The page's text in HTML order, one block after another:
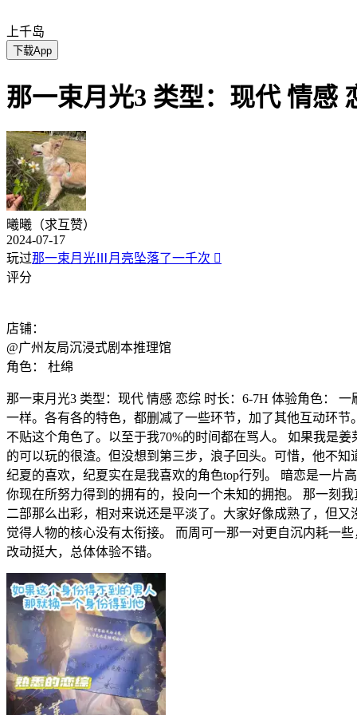
上千岛
下载App
那一束月光3 类型：现代 情感
曦曦（求互赞）
2024-07-17
玩过那一束月光Ⅲ月亮坠落了一千次 
评分
店铺：
@广州友局沉浸式剧本推理馆
角色： 杜绵
那一束月光3 类型：现代 情感 恋综 时长：6-7H 体验角色：
一样。各有各的特色，都删减了一些环节，加了其他互动环
不贴这个角色了。以至于我70%的时间都在骂人。 如果我是
的可以玩的很渣。但没想到第三步，浪子回头。可惜，他不
纪夏的喜欢，纪夏实在是我喜欢的角色top行列。 暗恋是一片
你现在所努力得到的拥有的，投向一个未知的拥抱。 那一刻
二部那么出彩，相对来说还是平淡了。大家好像成熟了，但
觉得人物的核心没有太衔接。 而周可一那一对更自沉内耗一
改动挺大，总体体验不错。